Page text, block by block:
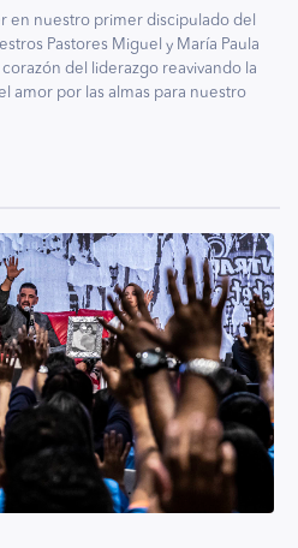
en nuestro primer discipulado del
Pastores Miguel y María Paula
del liderazgo reavivando la
amor por las almas para nuestro